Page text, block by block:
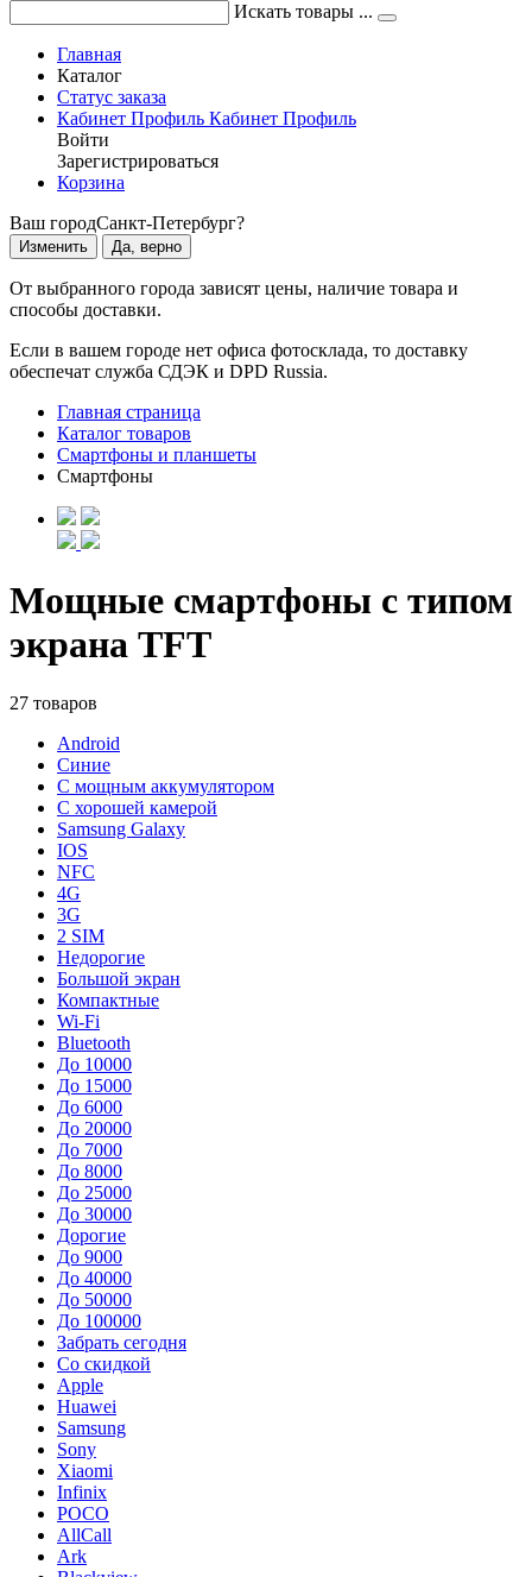
Искать товары ...
Главная
Каталог
Статус заказа
Кабинет Профиль Кабинет Профиль
Войти
Зарегистрироваться
Корзина
Ваш городСанкт-Петербург?
Изменить Да, верно
От выбранного города зависят цены, наличие товара и
способы доставки.
Если в вашем городе нет офиса фотосклада, то доставку
обеспечат служба СДЭК и DPD Russia.
Главная страница
Каталог товаров
Смартфоны и планшеты
Смартфоны
Мощные смартфоны с типом
экрана TFT
27 товаров
Android
Синие
С мощным аккумулятором
С хорошей камерой
Samsung Galaxy
IOS
NFC
4G
3G
2 SIM
Недорогие
Большой экран
Компактные
Wi-Fi
Bluetooth
До 10000
До 15000
До 6000
До 20000
До 7000
До 8000
До 25000
До 30000
Дорогие
До 9000
До 40000
До 50000
До 100000
Забрать сегодня
Со скидкой
Apple
Huawei
Samsung
Sony
Xiaomi
Infinix
POCO
AllCall
Ark